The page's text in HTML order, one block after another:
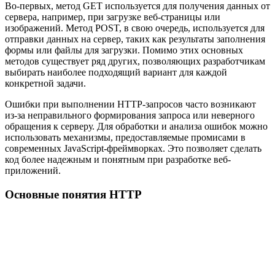
Во-первых, метод GET используется для получения данных от
сервера, например, при загрузке веб-страницы или
изображений. Метод POST, в свою очередь, используется для
отправки данных на сервер, таких как результаты заполнения
формы или файлы для загрузки. Помимо этих основных
методов существует ряд других, позволяющих разработчикам
выбирать наиболее подходящий вариант для каждой
конкретной задачи.
Ошибки при выполнении HTTP-запросов часто возникают
из-за неправильного формирования запроса или неверного
обращения к серверу. Для обработки и анализа ошибок можно
использовать механизмы, предоставляемые промисами в
современных JavaScript-фреймворках. Это позволяет сделать
код более надежным и понятным при разработке веб-
приложений.
Основные понятия HTTP